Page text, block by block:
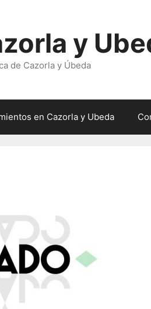
y
de Cazorla y Úbeda
en Cazorla y Ubeda